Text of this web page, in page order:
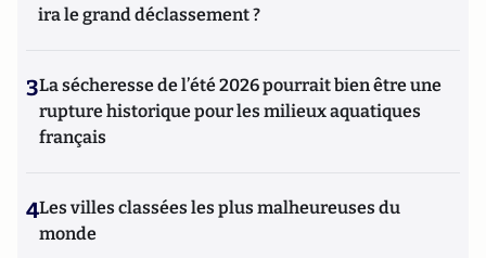
ira le grand déclassement ?
3La sécheresse de l’été 2026 pourrait bien être une
rupture historique pour les milieux aquatiques
français
4Les villes classées les plus malheureuses du
monde